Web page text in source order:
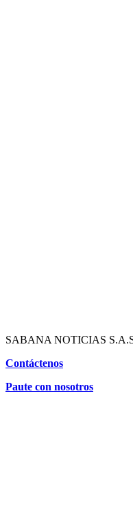
SABANA NOTICIAS
Contáctenos
Paute con nosotros